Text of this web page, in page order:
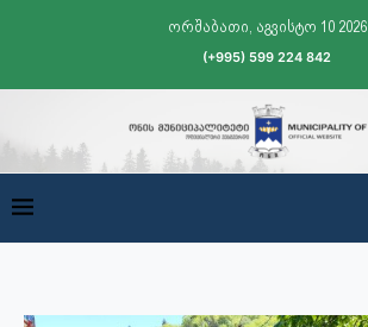
ორშაბათი, აგვისტო 10 2026
(+995) 599 224 842